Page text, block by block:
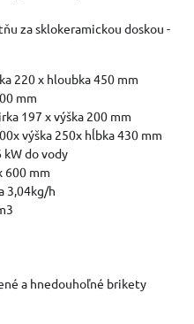
za sklokeramickou doskou -
220 x hloubka 450 mm
mm
197 x výška 200 mm
výška 250x hĺbka 430 mm
kW do vody
600 mm
3,04kg/h
a hnedouhoľné brikety